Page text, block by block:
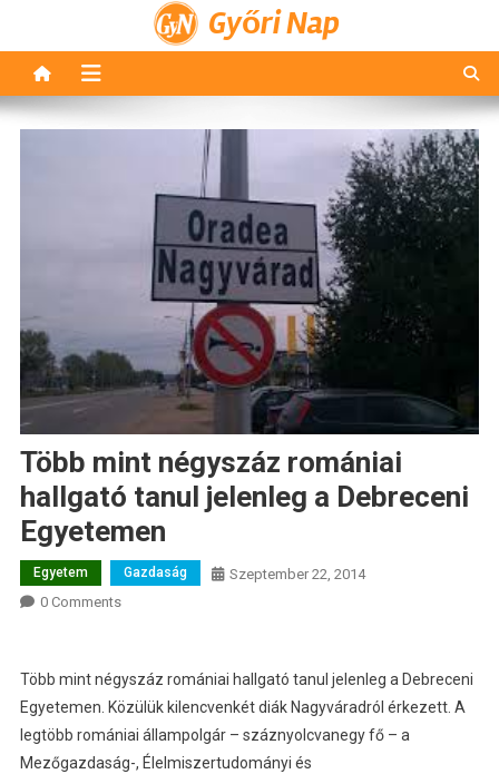
Győri Nap
Több mint négyszáz romániai
hallgató tanul jelenleg a Debreceni
Egyetemen
Egyetem Gazdaság
Szeptember 22, 2014
0 Comments
Több mint négyszáz romániai hallgató tanul jelenleg a Debreceni
Egyetemen. Közülük kilencvenkét diák Nagyváradról érkezett. A
legtöbb romániai állampolgár – száznyolcvanegy fő – a
Mezőgazdaság-, Élelmiszertudományi és